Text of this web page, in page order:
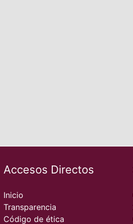
Accesos Directos
Inicio
Transparencia
Código de ética